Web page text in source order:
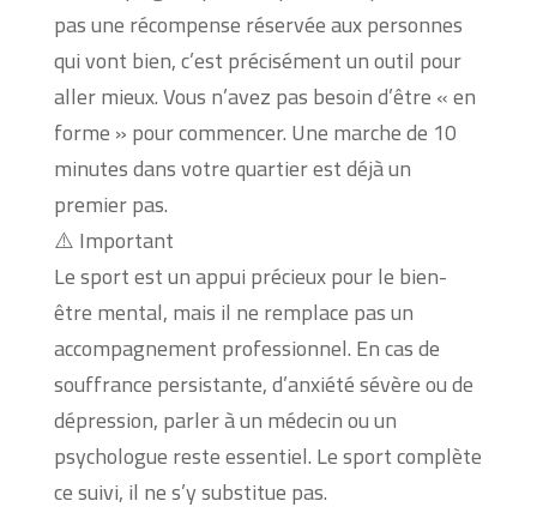
pas une récompense réservée aux personnes
qui vont bien, c’est précisément un outil pour
aller mieux. Vous n’avez pas besoin d’être « en
forme » pour commencer. Une marche de 10
minutes dans votre quartier est déjà un
premier pas.
⚠️ Important
Le sport est un appui précieux pour le bien-
être mental, mais il ne remplace pas un
accompagnement professionnel. En cas de
souffrance persistante, d’anxiété sévère ou de
dépression, parler à un médecin ou un
psychologue reste essentiel. Le sport complète
ce suivi, il ne s’y substitue pas.